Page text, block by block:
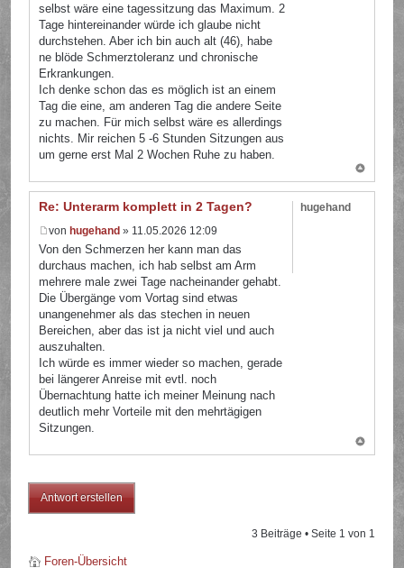
selbst wäre eine tagessitzung das Maximum. 2
Tage hintereinander würde ich glaube nicht
durchstehen. Aber ich bin auch alt (46), habe
ne blöde Schmerztoleranz und chronische
Erkrankungen.
Ich denke schon das es möglich ist an einem
Tag die eine, am anderen Tag die andere Seite
zu machen. Für mich selbst wäre es allerdings
nichts. Mir reichen 5 -6 Stunden Sitzungen aus
um gerne erst Mal 2 Wochen Ruhe zu haben.
Re: Unterarm komplett in 2 Tagen?
von hugehand » 11.05.2026 12:09
Von den Schmerzen her kann man das
durchaus machen, ich hab selbst am Arm
mehrere male zwei Tage nacheinander gehabt.
Die Übergänge vom Vortag sind etwas
unangenehmer als das stechen in neuen
Bereichen, aber das ist ja nicht viel und auch
auszuhalten.
Ich würde es immer wieder so machen, gerade
bei längerer Anreise mit evtl. noch
Übernachtung hatte ich meiner Meinung nach
deutlich mehr Vorteile mit den mehrtägigen
Sitzungen.
hugehand
Antwort erstellen
3 Beiträge • Seite 1 von 1
Foren-Übersicht